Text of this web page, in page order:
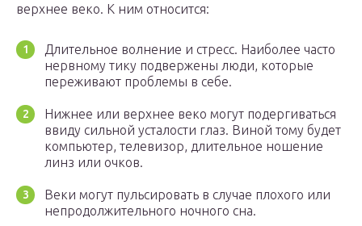
верхнее веко. К ним относится:
Длительное волнение и стресс. Наиболее часто
нервному тику подвержены люди, которые
переживают проблемы в себе.
Нижнее или верхнее веко могут подергиваться
ввиду сильной усталости глаз. Виной тому будет
компьютер, телевизор, длительное ношение
линз или очков.
Веки могут пульсировать в случае плохого или
непродолжительного ночного сна.